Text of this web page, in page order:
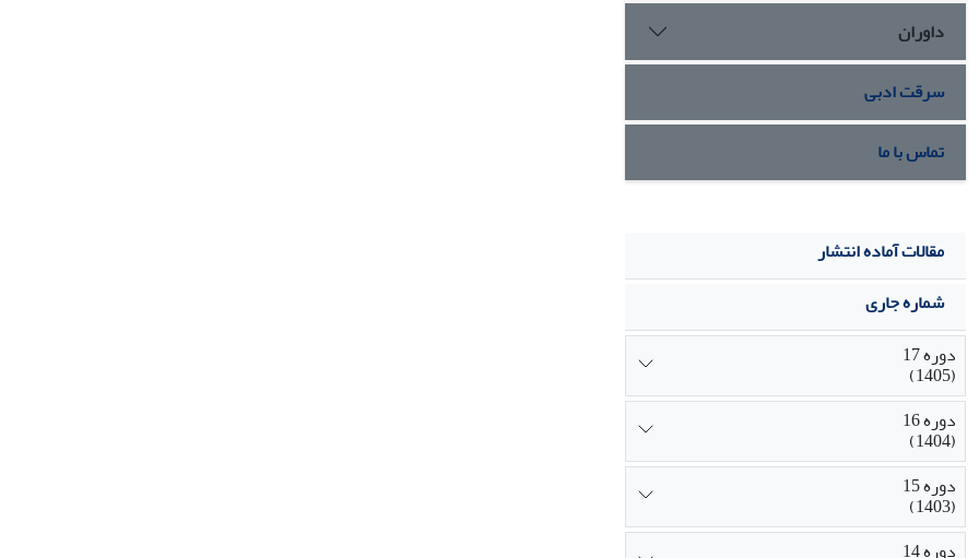
داوران
سرقت ادبی
تماس با ما
مقالات آماده انتشار
شماره جاری
دوره 17
(1405)
دوره 16
(1404)
دوره 15
(1403)
دوره 14